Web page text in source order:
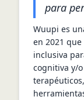
para
Wuupi es
en 2021
inclusiva
cognitiva y/